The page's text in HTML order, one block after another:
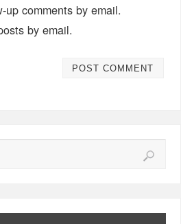
comments by email.
by email.